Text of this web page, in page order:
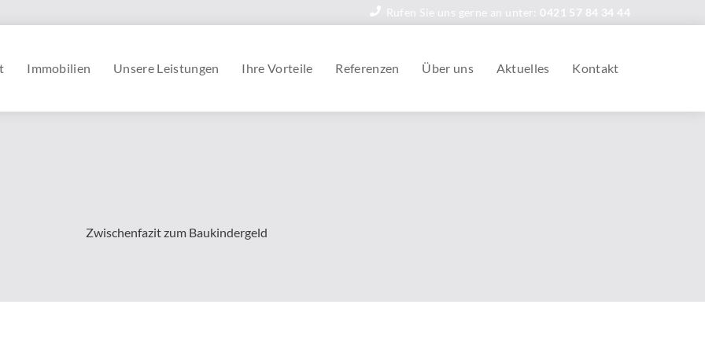
Rufen Sie uns gerne an unter: 0421 57 84 34 44
Immobilien Unsere Leistungen Ihre Vorteile Referenzen Über uns Aktuelles Kontakt
Zwischenfazit zum Baukindergeld